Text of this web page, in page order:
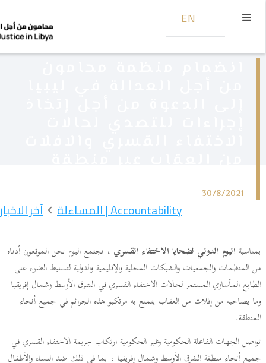
EN
30/8/2021
آخر الاخبار Accountability | المساءلة
بمناسبةاليوم الدولي لضحايا الاختفاء القسري ، نجتمع اليوم نحن الموقعون أدناه
من المنظمات والجمعيات والشبكات المحلية والإقليمية والدولية لتسليط الضوء على
الطابع المأساوي المستمر لحالات الاختفاء القسري في الشرق الأوسط وشمال إفريقيا
وما يصاحبه من إفلات من العقاب يتمتع به مرتكبو هذه الجرائم في جميع أنحاء
المنطقة.
تواصل الجهات الفاعلة الحكومية وغير الحكومية ارتكاب جريمة الاختفاء القسري في
جميع أنحاء منطقة الشرق الأوسط وشمال إفريقيا ، بما في ذلك ضد النساء والأطفال